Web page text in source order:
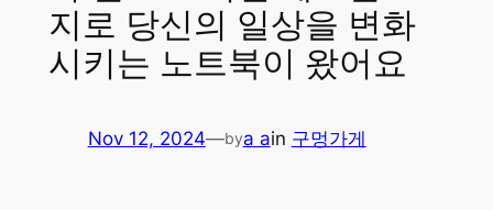
지로 당신의 일상을 변화
시키는 노트북이 왔어요
Nov 12, 2024—bya ain 구멍가게